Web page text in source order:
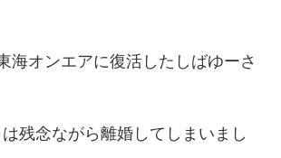
海オンエアに復活したしばゆーさ
残念ながら離婚してしまいまし